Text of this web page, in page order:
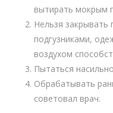
вытирать мокрым
Нельзя закрывать
подгузниками,
воздухом
Пытаться
Обрабатывать
советовал врач.